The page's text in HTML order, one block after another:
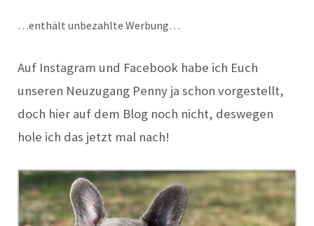
…enthält unbezahlte Werbung…
Auf Instagram und Facebook habe ich Euch
unseren Neuzugang Penny ja schon vorgestellt,
doch hier auf dem Blog noch nicht, deswegen
hole ich das jetzt mal nach!